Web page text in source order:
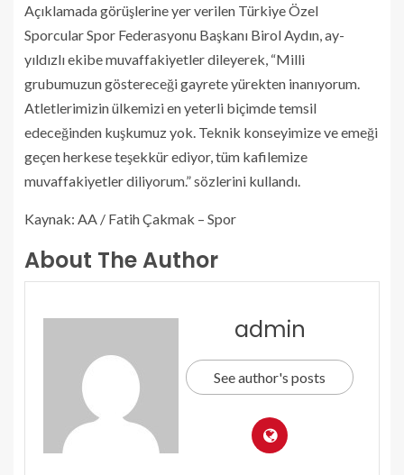
Açıklamada görüşlerine yer verilen Türkiye Özel
Sporcular Spor Federasyonu Başkanı Birol Aydın, ay-
yıldızlı ekibe muvaffakiyetler dileyerek, “Milli
grubumuzun göstereceği gayrete yürekten inanıyorum.
Atletlerimizin ülkemizi en yeterli biçimde temsil
edeceğinden kuşkumuz yok. Teknik konseyimize ve emeği
geçen herkese teşekkür ediyor, tüm kafilemize
muvaffakiyetler diliyorum.” sözlerini kullandı.
Kaynak: AA / Fatih Çakmak – Spor
About The Author
admin
See author's posts